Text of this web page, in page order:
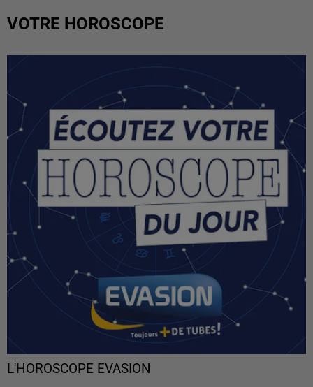
VOTRE HOROSCOPE
L'HOROSCOPE EVASION